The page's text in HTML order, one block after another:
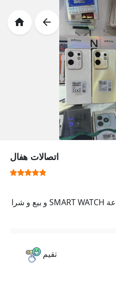
اتصالات هفال
صيانة جميع انواع الهواتف و ساعة SMART WATCH و بيع و شرا
تقيم